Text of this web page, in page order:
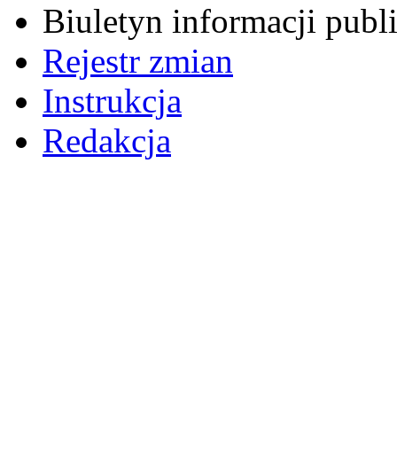
Biuletyn informacji
Rejestr zmian
Instrukcja
Redakcja